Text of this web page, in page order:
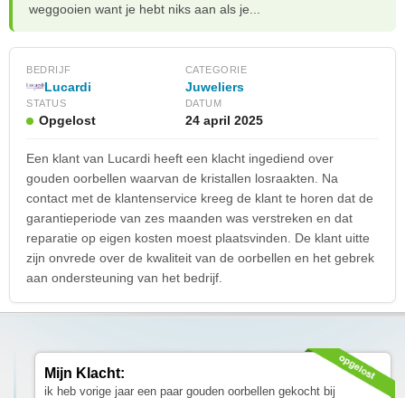
weggooien want je hebt niks aan als je...
BEDRIJF
Lucardi
CATEGORIE
Juweliers
STATUS
Opgelost
DATUM
24 april 2025
Een klant van Lucardi heeft een klacht ingediend over
gouden oorbellen waarvan de kristallen losraakten. Na
contact met de klantenservice kreeg de klant te horen dat de
garantieperiode van zes maanden was verstreken en dat
reparatie op eigen kosten moest plaatsvinden. De klant uitte
zijn onvrede over de kwaliteit van de oorbellen en het gebrek
aan ondersteuning van het bedrijf.
Mijn Klacht:
ik heb vorige jaar een paar gouden oorbellen gekocht bij